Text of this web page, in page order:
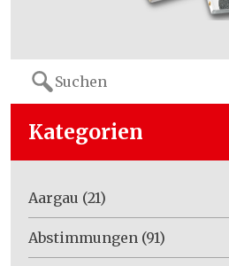
Search
for:
Kategorien
Aargau (21)
Abstimmungen (91)